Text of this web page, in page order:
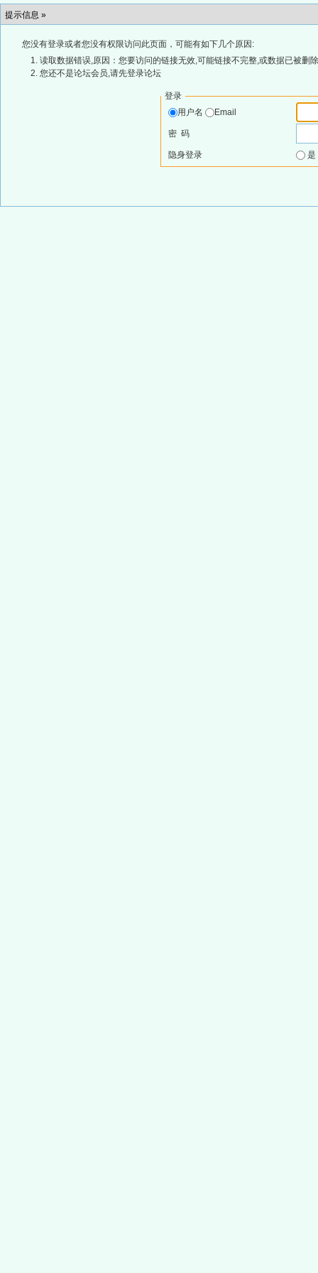
提示信息 »
您没有登录或者您没有权限访问此页面，可能有如下几个原因:
读取数据错误,原因：您要访问的链接无效,可能链接不完整,或数据已被删
您还不是论坛会员,请先登录论坛
登录
用户名
Email
密 码
隐身登录